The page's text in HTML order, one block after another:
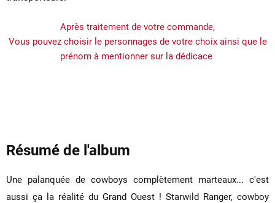
Après traitement de votre commande,
Vous pouvez choisir le personnages de votre choix ainsi que le
prénom à mentionner sur la dédicace
Résumé de l'album
Une palanquée de cowboys complètement marteaux... c'est
aussi ça la réalité du Grand Ouest ! Starwild Ranger, cowboy